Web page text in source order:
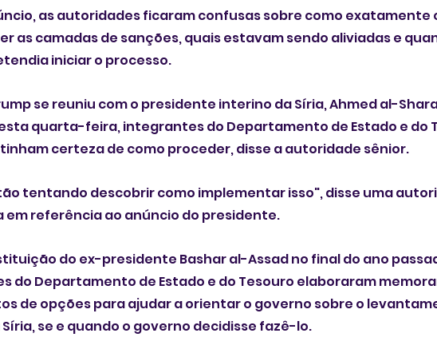
as autoridades ficaram confusas sobre como exatamente
as camadas de sanções, quais estavam sendo aliviadas e
iniciar o processo.
se reuniu com o presidente interino da Síria, Ahmed al-
quarta-feira, integrantes do Departamento de Estado e do
certeza de como proceder, disse a autoridade sênior.
tentando descobrir como implementar isso", disse uma
em referência ao anúncio do presidente.
do ex-presidente Bashar al-Assad no final do ano
do Departamento de Estado e do Tesouro elaboraram
de opções para ajudar a orientar o governo sobre o
se e quando o governo decidisse fazê-lo.